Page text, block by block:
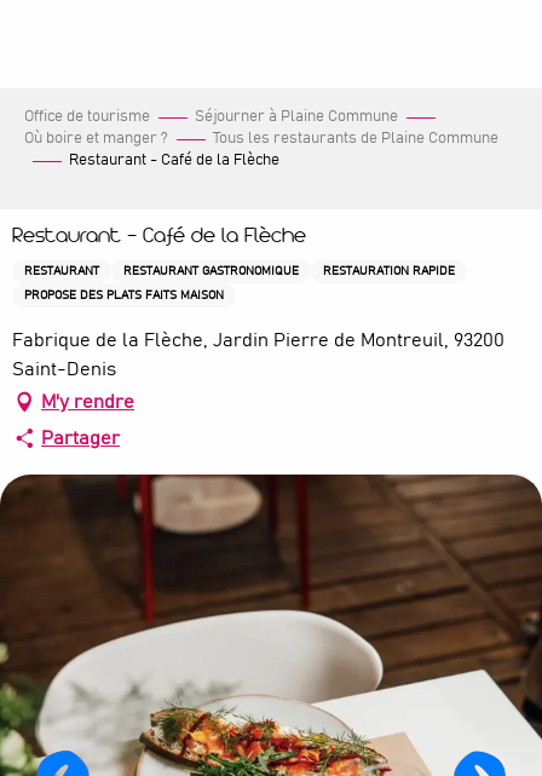
Office de tourisme
Séjourner à Plaine Commune
Où boire et manger ?
Tous les restaurants de Plaine Commune
Restaurant - Café de la Flèche
Restaurant - Café de la Flèche
RESTAURANT RESTAURANT GASTRONOMIQUE
RESTAURATION RAPIDE
PROPOSE DES PLATS FAITS MAISON
Fabrique de la Flèche, Jardin Pierre de Montreuil, 93200
Saint-Denis
M'y rendre
Partager